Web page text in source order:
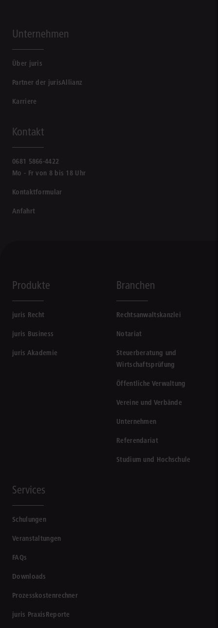
Unternehmen
Über juris
Partner der jurisAllianz
Karriere
Kontakt
0681 5866-4422
Mo - Fr von 8 bis 18 Uhr
Kontaktformular
Anfahrt
Produkte
juris Recht
juris Business
juris Akademie
Branchen
Rechtsanwaltskanzlei
Notariat
Steuerberatung und
Wirtschaftsprüfung
Öffentliche Verwaltung
Vereine und Verbände
Unternehmen
Referendariat
Studium und Hochschule
Services
Schulungen
Veranstaltungen
FAQs
Downloads
Prozesskostenrechner
juris PraxisReporte